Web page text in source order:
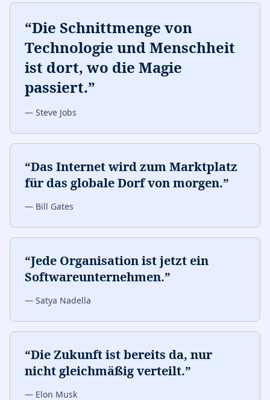
“Die Schnittmenge von
Technologie und Menschheit
ist dort, wo die Magie
passiert.”
— Steve Jobs
“Das Internet wird zum Marktplatz
für das globale Dorf von morgen.”
— Bill Gates
“Jede Organisation ist jetzt ein
Softwareunternehmen.”
— Satya Nadella
“Die Zukunft ist bereits da, nur
nicht gleichmäßig verteilt.”
— Elon Musk